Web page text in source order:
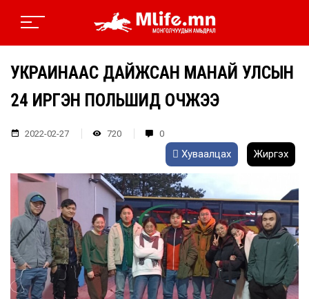
УКРАИНААС ДАЙЖСАН МАНАЙ УЛСЫН
24 ИРГЭН ПОЛЬШИД ОЧЖЭЭ
2022-02-27 720 0
Хуваалцах Жиргэх